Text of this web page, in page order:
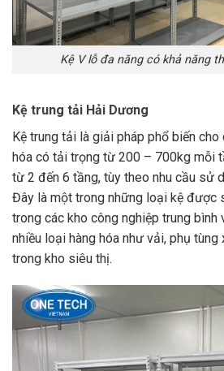
Kệ V lỗ đa năng có khả năng
Kệ trung tải Hải Dương
Kệ trung tải là giải pháp phổ biến cho
hóa có tải trọng từ 200 – 700kg mỗi
từ 2 đến 6 tầng, tùy theo nhu cầu sử
Đây là một trong những loại kệ được
trong các kho công nghiệp trung bình
nhiều loại hàng hóa như vải, phụ tùng
trong kho siêu thị.